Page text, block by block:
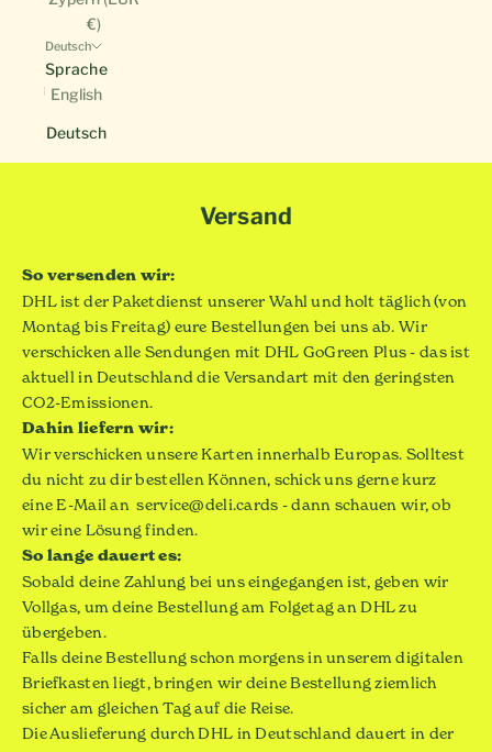
€)
Deutsch
Sprache
English
Deutsch
Versand
So versenden wir:
DHL ist der Paketdienst unserer Wahl und holt täglich (von
Montag bis Freitag) eure Bestellungen bei uns ab. Wir
verschicken alle Sendungen mit DHL GoGreen Plus - das ist
aktuell in Deutschland die Versandart mit den geringsten
CO2-Emissionen.
Dahin liefern wir:
Wir verschicken unsere Karten innerhalb Europas. Solltest
du nicht zu dir bestellen Können, schick uns gerne kurz
eine E-Mail an service@deli.cards - dann schauen wir, ob
wir eine Lösung finden.
So lange dauert es:
Sobald deine Zahlung bei uns eingegangen ist, geben wir
Vollgas, um deine Bestellung am Folgetag an DHL zu
übergeben.
Falls deine Bestellung schon morgens in unserem digitalen
Briefkasten liegt, bringen wir deine Bestellung ziemlich
sicher am gleichen Tag auf die Reise.
Die Auslieferung durch DHL in Deutschland dauert in der